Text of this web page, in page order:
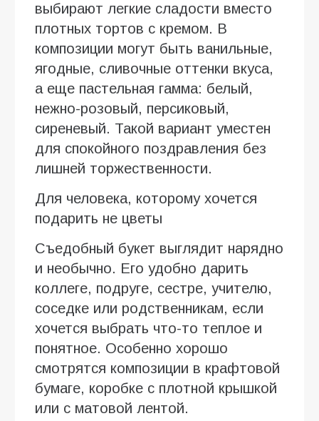
выбирают легкие сладости вместо
плотных тортов с кремом. В
композиции могут быть ванильные,
ягодные, сливочные оттенки вкуса,
а еще пастельная гамма: белый,
нежно-розовый, персиковый,
сиреневый. Такой вариант уместен
для спокойного поздравления без
лишней торжественности.
Для человека, которому хочется
подарить не цветы
Съедобный букет выглядит нарядно
и необычно. Его удобно дарить
коллеге, подруге, сестре, учителю,
соседке или родственникам, если
хочется выбрать что-то теплое и
понятное. Особенно хорошо
смотрятся композиции в крафтовой
бумаге, коробке с плотной крышкой
или с матовой лентой.